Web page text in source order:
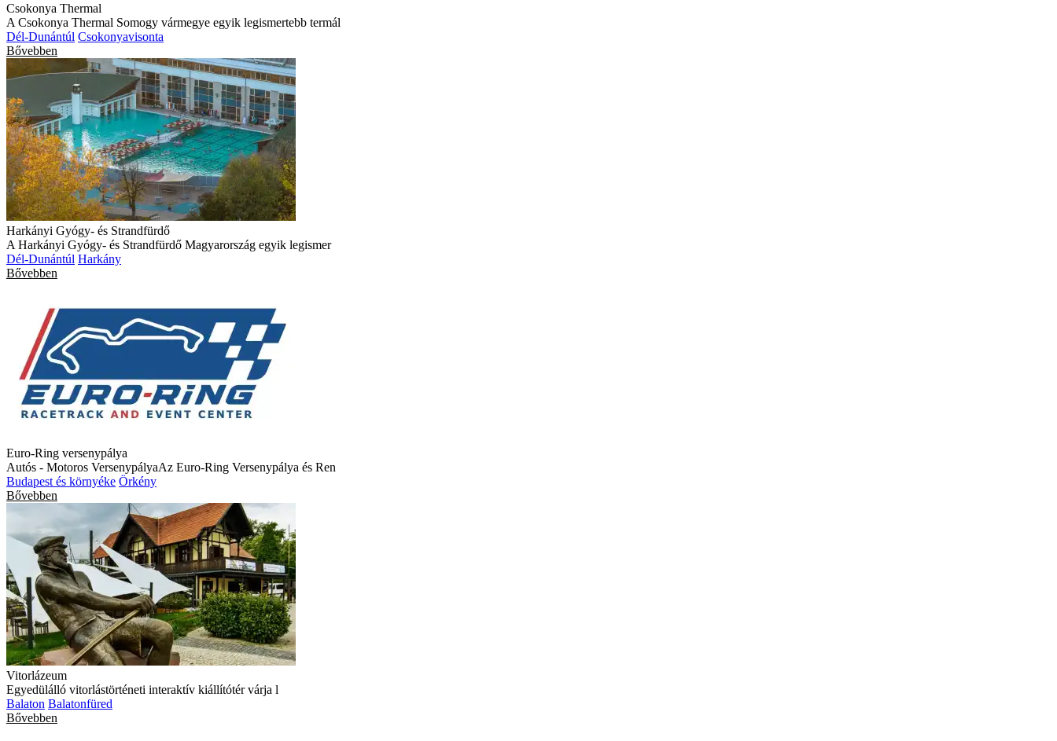
Csokonya Thermal
A Csokonya Thermal Somogy vármegye egyik legismertebb termál
Dél-Dunántúl Csokonyavisonta
Bővebben
Harkányi Gyógy- és Strandfürdő
A Harkányi Gyógy- és Strandfürdő Magyarország egyik legismer
Dél-Dunántúl Harkány
Bővebben
Euro-Ring versenypálya
Autós - Motoros VersenypályaAz Euro-Ring Versenypálya és Ren
Budapest és környéke Örkény
Bővebben
Vitorlázeum
Egyedülálló vitorlástörténeti interaktív kiállítótér várja l
Balaton Balatonfüred
Bővebben